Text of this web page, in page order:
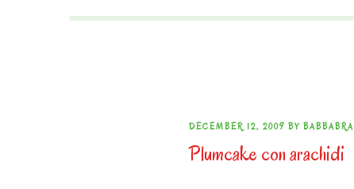
POSTED
ON
DECEMBER 12, 2009 BY BABBABRA
Plumcake con arachidi